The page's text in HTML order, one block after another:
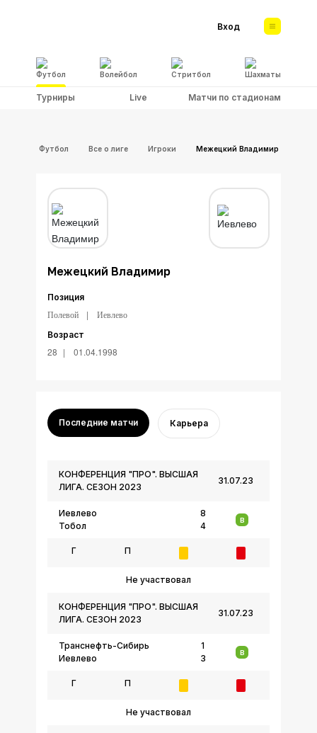
Футбол Волейбол Стритбол Шахматы
Вход
Турниры Live Матчи по стадионам
Футбол Все о лиге Игроки Межецкий Владимир
Межецкий Владимир
Позиция
Полевой Иевлево
Возраст
28 01.04.1998
Последние матчи Карьера
31.07.23
КОНФЕРЕНЦИЯ "ПРО". ВЫСШАЯ
ЛИГА. СЕЗОН 2023
Иевлево
Тобол
8
4
В
Г П
Не участвовал
31.07.23
КОНФЕРЕНЦИЯ "ПРО". ВЫСШАЯ
ЛИГА. СЕЗОН 2023
Транснефть-Сибирь
Иевлево
1
3
В
Г П
Не участвовал